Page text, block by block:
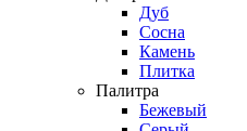
Дуб
Сосна
Камень
Плитка
Палитра
Бежевый